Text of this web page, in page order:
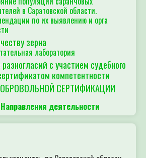
в Саратовской области.
по их выявлению и орга
зерна
лаборатория
с участием судебного
компетентности
СЕРТИФИКАЦИИ
деятельности
по Саратовской области